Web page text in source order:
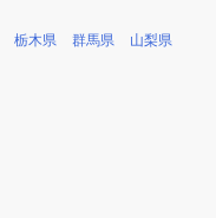
栃木県 群馬県 山梨県